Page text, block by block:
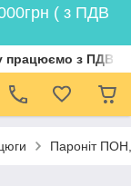
( з ПДВ
працюємо з ПДВ
Пароніт